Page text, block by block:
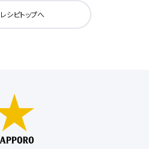
レシピトップへ